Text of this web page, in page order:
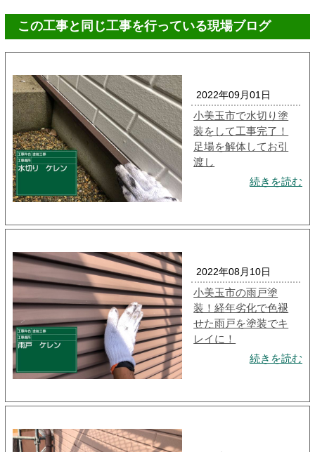
この工事と同じ工事を行っている現場ブログ
2022年09月01日
小美玉市で水切り塗
装をして工事完了！
足場を解体してお引
渡し
続きを読む
2022年08月10日
小美玉市の雨戸塗
装！経年劣化で色褪
せた雨戸を塗装でキ
レイに！
続きを読む